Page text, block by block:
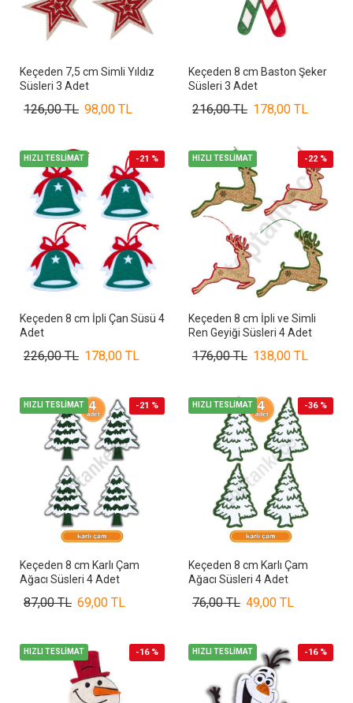
Keçeden 7,5 cm Simli Yıldız
Süsleri 3 Adet
98,00 TL
126,00 TL
Keçeden 8 cm Baston Şeker
Süsleri 3 Adet
178,00 TL
216,00 TL
HIZLI TESLİMAT -21 %
Keçeden 8 cm İpli Çan Süsü 4
Adet
178,00 TL
226,00 TL
HIZLI TESLİMAT -22 %
Keçeden 8 cm İpli ve Simli
Ren Geyiği Süsleri 4 Adet
138,00 TL
176,00 TL
HIZLI TESLİMAT -21 %
Keçeden 8 cm Karlı Çam
Ağacı Süsleri 4 Adet
69,00 TL
87,00 TL
HIZLI TESLİMAT -36 %
Keçeden 8 cm Karlı Çam
Ağacı Süsleri 4 Adet
49,00 TL
76,00 TL
HIZLI TESLİMAT -16 % HIZLI TESLİMAT -16 %